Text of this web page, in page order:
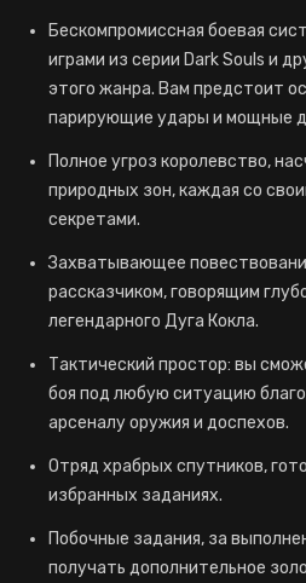
Бескомпромиссная боевая
играми из серии Dark Souls и
этого жанра. Вам предстоит
парирующие удары и мощные
Полное угроз королевство,
природных зон, каждая со
секретами.
Захватывающее
рассказчиком, говорящим
легендарного Дуга Кокла.
Тактический простор: вы
боя под любую ситуацию
арсеналу оружия и доспехов.
Отряд храбрых спутников,
избранных заданиях.
Побочные задания, за
получать дополнительное